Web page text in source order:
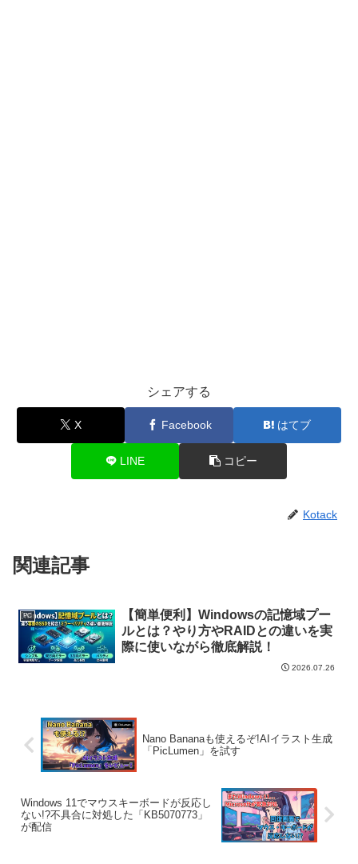
シェアする
X Facebook はてブ
LINE コピー
Kotack
関連記事
PC
【簡単便利】Windowsの記憶域プー
ルとは？やり方やRAIDとの違いを実
際に使いながら徹底解説！
2026.07.26
Nano Bananaも使えるぞ!AIイラスト生成
「PicLumen」を試す
Windows 11でマウスキーボードが反応し
ない!?不具合に対処した「KB5070773」
が配信